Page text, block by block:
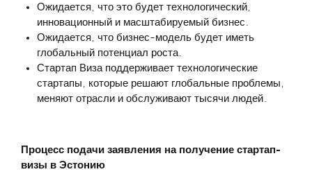
Ожидается, что это будет технологический,
инновационный и масштабируемый бизнес.
Ожидается, что бизнес-модель будет иметь
глобальный потенциал роста.
Стартап Виза поддерживает технологические
стартапы, которые решают глобальные проблемы,
меняют отрасли и обслуживают тысячи людей.
Процесс подачи заявления на получение стартап-
визы в Эстонию